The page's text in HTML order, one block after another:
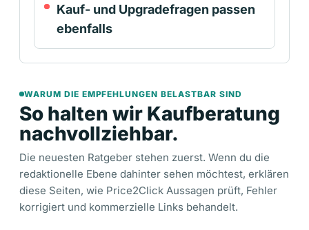
Kauf- und Upgradefragen passen
ebenfalls
WARUM DIE EMPFEHLUNGEN BELASTBAR SIND
So halten wir Kaufberatung
nachvollziehbar.
Die neuesten Ratgeber stehen zuerst. Wenn du die
redaktionelle Ebene dahinter sehen möchtest, erklären
diese Seiten, wie Price2Click Aussagen prüft, Fehler
korrigiert und kommerzielle Links behandelt.